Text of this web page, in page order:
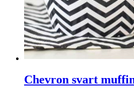
Chevron svart